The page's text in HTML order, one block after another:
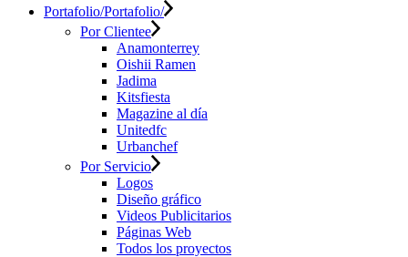
Portafolio/Portafolio/
Por Clientee
Anamonterrey
Oishii Ramen
Jadima
Kitsfiesta
Magazine al día
Unitedfc
Urbanchef
Por Servicio
Logos
Diseño gráfico
Videos Publicitarios
Páginas Web
Todos los proyectos